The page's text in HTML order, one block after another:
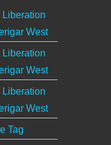
West
West
West
Tag